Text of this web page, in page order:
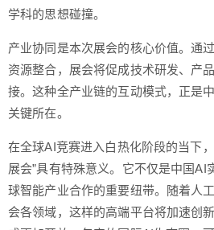
学科的思想碰撞。
产业协同是本次展会的核心价值。通
资源整合，展会将促成技术研发、产
接。这种全产业链的互动模式，正是
关键所在。
在全球AI竞赛进入白热化阶段的当下
展会”具有特殊意义。它不仅是中国AI
球智能产业合作的重要纽带。随着人
会各领域，这样的高端平台将加速创